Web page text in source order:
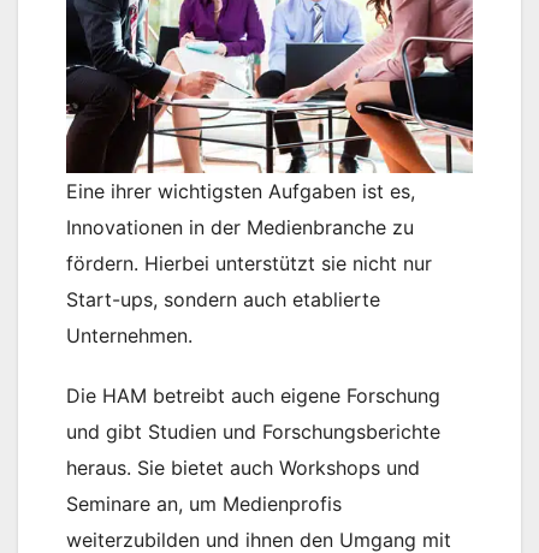
Eine ihrer wichtigsten Aufgaben ist es,
Innovationen in der Medienbranche zu
fördern. Hierbei unterstützt sie nicht nur
Start-ups, sondern auch etablierte
Unternehmen.
Die HAM betreibt auch eigene Forschung
und gibt Studien und Forschungsberichte
heraus. Sie bietet auch Workshops und
Seminare an, um Medienprofis
weiterzubilden und ihnen den Umgang mit